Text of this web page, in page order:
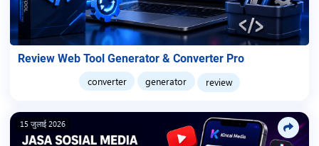
Review Web Tool Generator & Converter Pro
converter generator review
15 जुलाई 2026